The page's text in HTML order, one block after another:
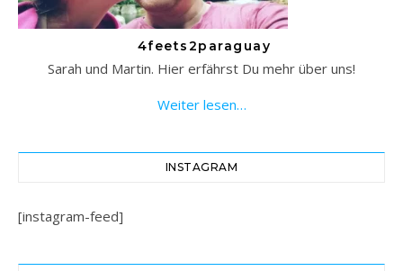
4feets2paraguay
Sarah und Martin. Hier erfährst Du mehr über uns!
Weiter lesen…
INSTAGRAM
[instagram-feed]